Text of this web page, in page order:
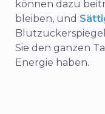
können dazu
bleiben, und
Sie den ganzen
Energie haben.